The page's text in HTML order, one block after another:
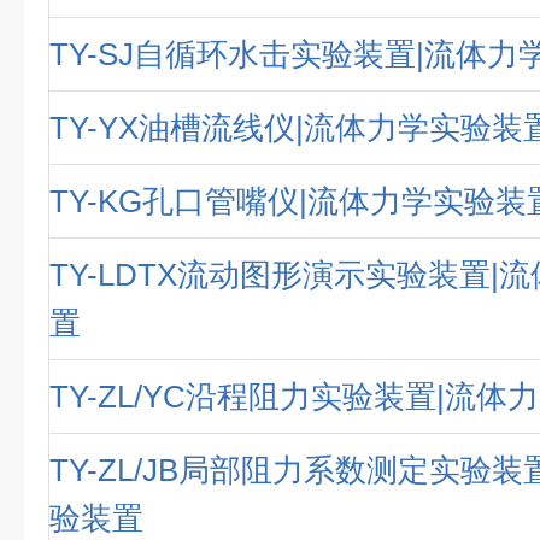
TY-SJ自循环水击实验装置|流体力
TY-YX油槽流线仪|流体力学实验装
TY-KG孔口管嘴仪|流体力学实验装
TY-LDTX流动图形演示实验装置|
置
TY-ZL/YC沿程阻力实验装置|流体
TY-ZL/JB局部阻力系数测定实验装
验装置